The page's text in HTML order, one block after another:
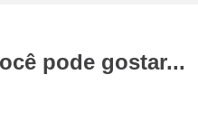
pode gostar...